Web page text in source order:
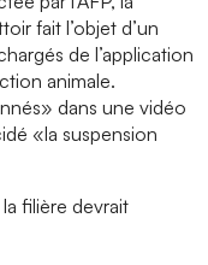
fait l’objet d’un
de l’application
animale.
dans une vidéo
«la suspension
filière devrait